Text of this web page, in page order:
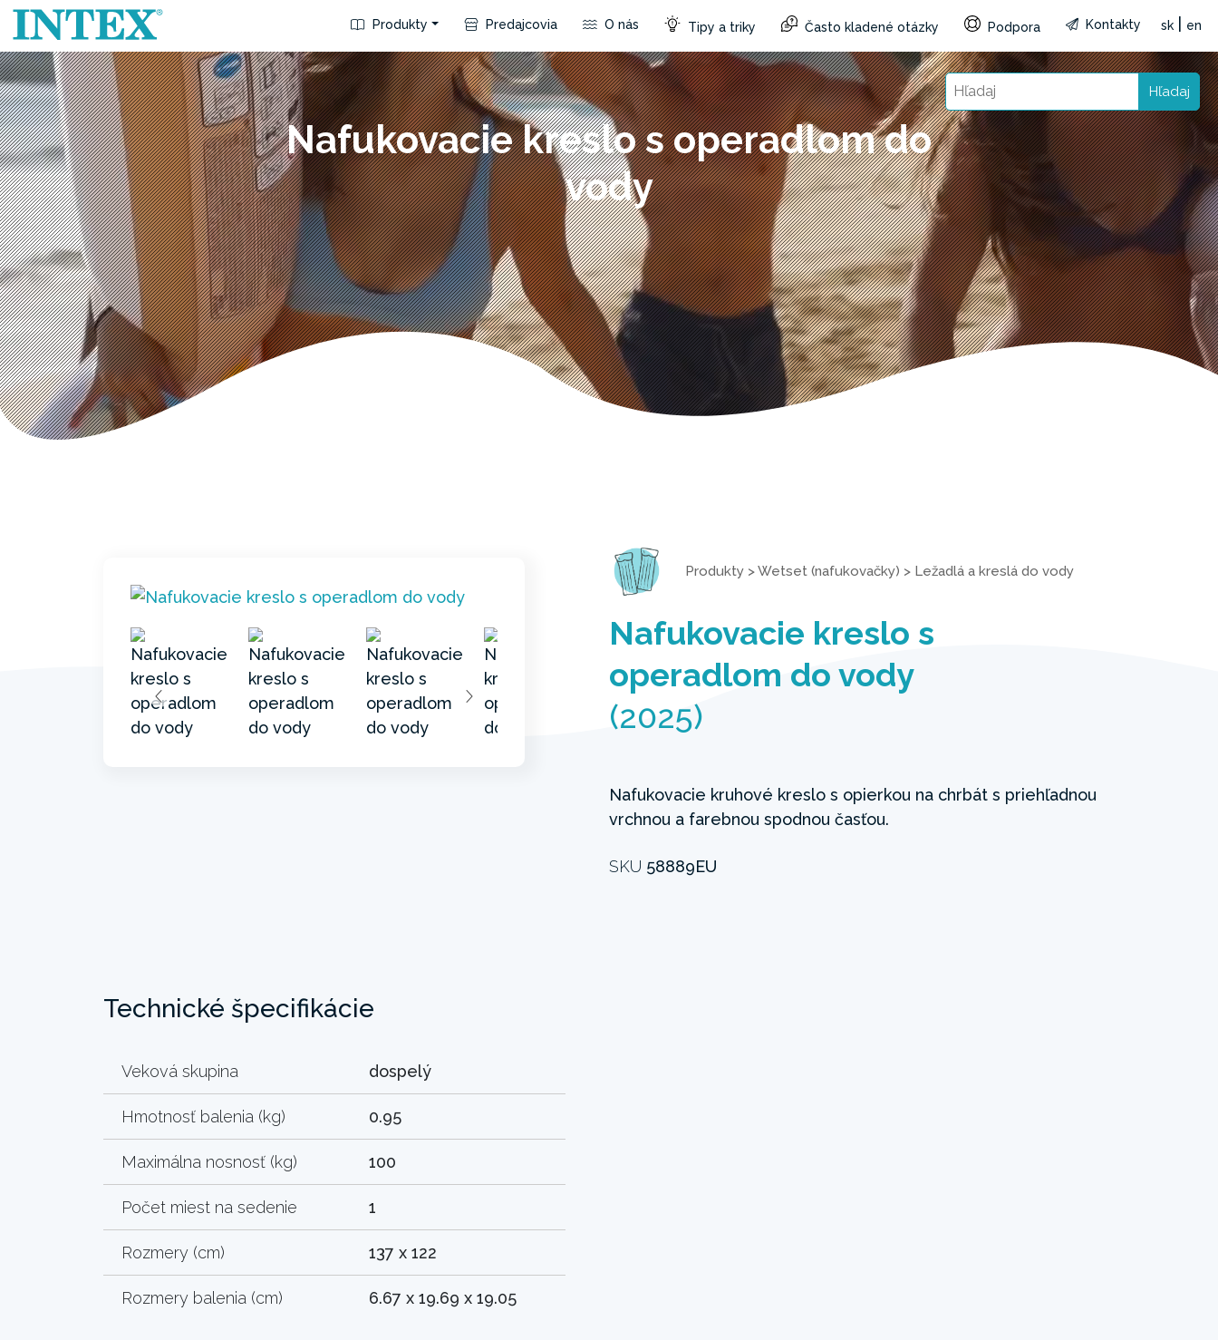
Produkty Predajcovia O nás Tipy a triky Často kladené otázky Podpora Kontakty sk en
Hľadaj
Nafukovacie kreslo s operadlom do
vody
Produkty >Wetset (nafukovačky) > Ležadlá a kreslá do vody
Nafukovacie kreslo s
operadlom do vody
(2025)
Nafukovacie kruhové kreslo s opierkou na chrbát s priehľadnou
vrchnou a farebnou spodnou časťou.
SKU 58889EU
Technické špecifikácie
Veková skupina dospelý
Hmotnosť balenia (kg) 0.95
Maximálna nosnosť (kg) 100
Počet miest na sedenie 1
Rozmery (cm) 137 x 122
Rozmery balenia (cm) 6.67 x 19.69 x 19.05